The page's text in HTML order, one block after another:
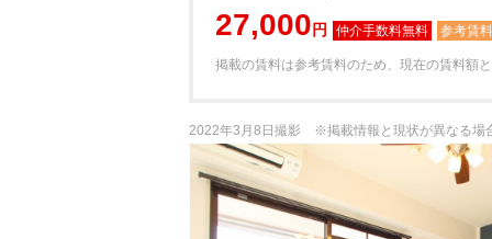
27,000 円 参考賃料
掲載の賃料は参考賃料のため、現在の賃料額
2022年3月8日撮影 ※掲載情報と現状が異なる場